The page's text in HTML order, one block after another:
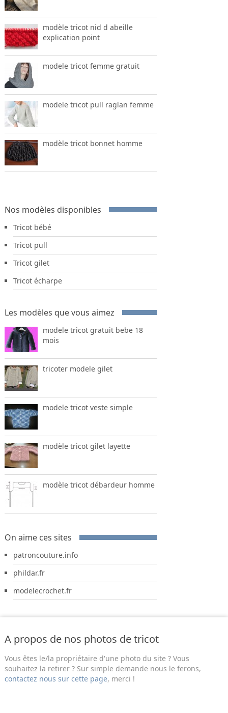
modèle tricot nid d abeille
explication point
modele tricot femme gratuit
modele tricot pull raglan femme
modèle tricot bonnet homme
Nos modèles disponibles
Tricot bébé
Tricot pull
Tricot gilet
Tricot écharpe
Les modèles que vous aimez
modele tricot gratuit bebe 18
mois
tricoter modele gilet
modele tricot veste simple
modèle tricot gilet layette
modèle tricot débardeur homme
On aime ces sites
patroncouture.info
phildar.fr
modelecrochet.fr
A propos de nos photos de tricot
Vous êtes le/la propriétaire d'une photo du site ? Vous
souhaitez la retirer ? Sur simple demande nous le ferons,
contactez nous sur cette page, merci !